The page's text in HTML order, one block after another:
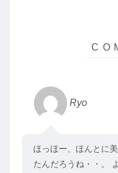
Ryo
ほっほー、ほんとに
たんだろうね・・。